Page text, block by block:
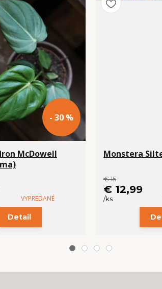
- 30 %
McDowell
VYPREDANÉ
Detail
Monstera
€ 15
€ 12,99
/ks